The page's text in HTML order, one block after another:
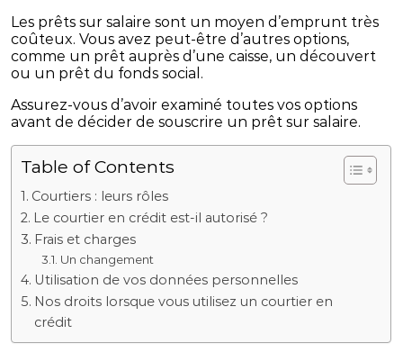
Les prêts sur salaire sont un moyen d’emprunt très
coûteux. Vous avez peut-être d’autres options,
comme un prêt auprès d’une caisse, un découvert
ou un prêt du fonds social.
Assurez-vous d’avoir examiné toutes vos options
avant de décider de souscrire un prêt sur salaire.
Table of Contents
Courtiers : leurs rôles
Le courtier en crédit est-il autorisé ?
Frais et charges
Un changement
Utilisation de vos données personnelles
Nos droits lorsque vous utilisez un courtier en
crédit